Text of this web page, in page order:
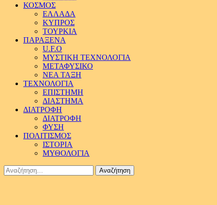
ΚΟΣΜΟΣ
ΕΛΛΑΔΑ
ΚΥΠΡΟΣ
ΤΟΥΡΚΙΑ
ΠΑΡΑΞΕΝΑ
U.F.O
ΜΥΣΤΙΚΗ ΤΕΧΝΟΛΟΓΙΑ
ΜΕΤΑΦΥΣΙΚΟ
ΝΕΑ ΤΑΞΗ
ΤΕΧΝΟΛΟΓΙΑ
ΕΠΙΣΤΗΜΗ
ΔΙΑΣΤΗΜΑ
ΔΙΑΤΡΟΦΗ
ΔΙΑΤΡΟΦΗ
ΦΥΣΗ
ΠΟΛΙΤΙΣΜΟΣ
ΙΣΤΟΡΙΑ
ΜΥΘΟΛΟΓΙΑ
Αναζήτηση
για: